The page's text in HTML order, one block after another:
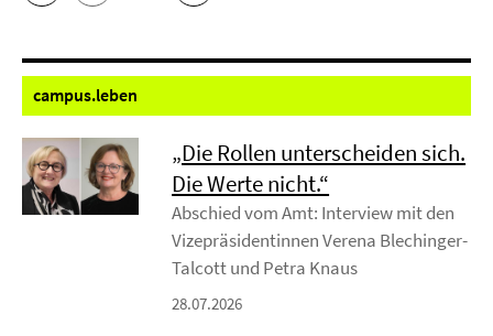
campus.leben
„Die Rollen unterscheiden sich.
Die Werte nicht.“
Abschied vom Amt: Interview mit den
Vizepräsidentinnen Verena Blechinger-
Talcott und Petra Knaus
28.07.2026